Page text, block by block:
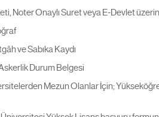
Noter Onaylı Suret veya E-Devlet
ve Sabıka Kaydı
Durum Belgesi
Mezun Olanlar İçin;